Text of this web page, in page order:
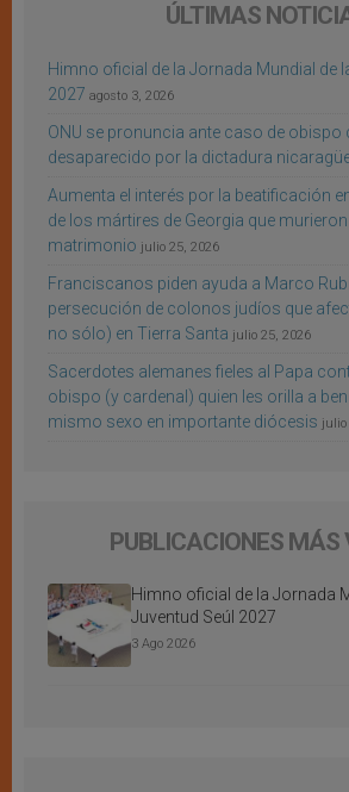
ÚLTIMAS
Himno oficial de la Jornada Mundial de
2027 agosto 3, 2026
ONU se pronuncia ante caso de obispo
desaparecido por la dictadura
Aumenta el interés por la beatificación
de los mártires de Georgia que
matrimonio julio 25, 2026
Franciscanos piden ayuda a Marco
persecución de colonos judíos que
no sólo) en Tierra Santa julio 25, 2026
Sacerdotes alemanes fieles al Papa
obispo (y cardenal) quien les orilla a
mismo sexo en importante diócesis julio
PUBLICACIONES MÁS
Himno oficial de la Jornada
Juventud Seúl 2027
3 Ago 2026